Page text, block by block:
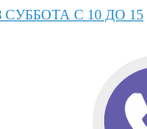
С 10 ДО 15